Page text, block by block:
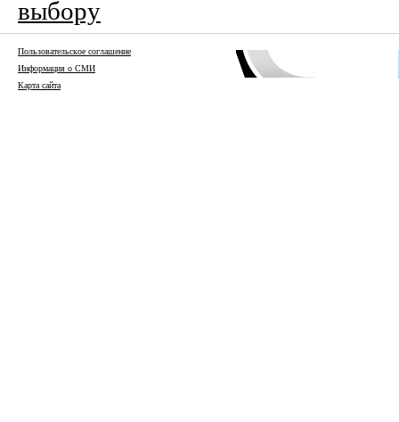
выбору
Пользовательское соглашение
Информация о СМИ
Карта сайта